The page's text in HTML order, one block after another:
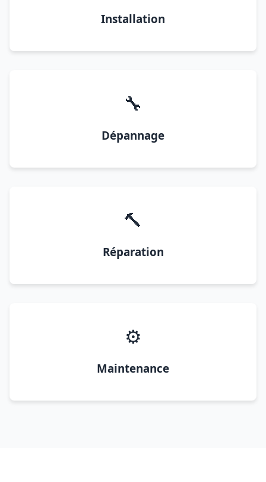
Installation
🔧
Dépannage
🔨
Réparation
⚙️
Maintenance